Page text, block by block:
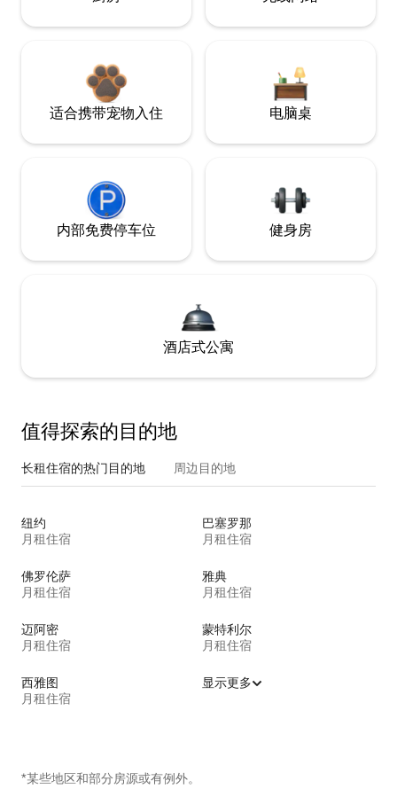
适合携带宠物入住 电脑桌
内部免费停车位 健身房
酒店式公寓
值得探索的目的地
长租住宿的热门目的地 周边目的地
纽约
月租住宿
巴塞罗那
月租住宿
佛罗伦萨
月租住宿
雅典
月租住宿
迈阿密
月租住宿
蒙特利尔
月租住宿
西雅图
月租住宿
显示更多
*某些地区和部分房源或有例外。